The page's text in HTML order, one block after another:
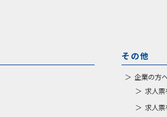
その他
企業の方
求人票
求人票